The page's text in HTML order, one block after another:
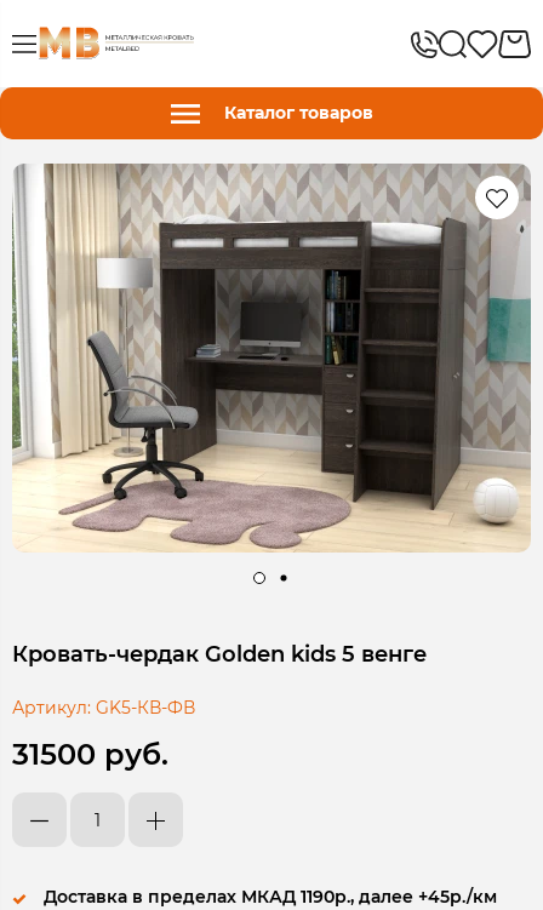
Каталог товаров
Кровать-чердак Golden kids 5 венге
Артикул: GK5-КВ-ФВ
31500 руб.
Доставка в пределах МКАД 1190р., далее +45р./км